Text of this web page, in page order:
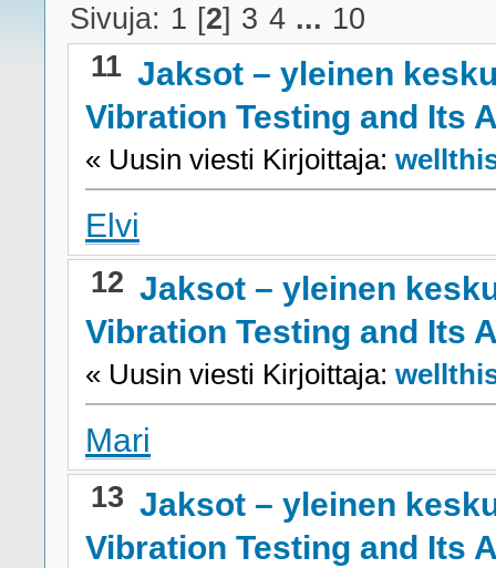
Sivuja: 1 [2] 3 4 ... 10
11 Jaksot – yleinen
Vibration Testing and Its
« Uusin viesti Kirjoittaja:
Elvi
12 Jaksot – yleinen
Vibration Testing and Its
« Uusin viesti Kirjoittaja:
Mari
13 Jaksot – yleinen
Vibration Testing and Its